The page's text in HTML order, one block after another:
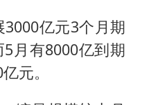
亿元3个月期
月有8000亿到期
元。